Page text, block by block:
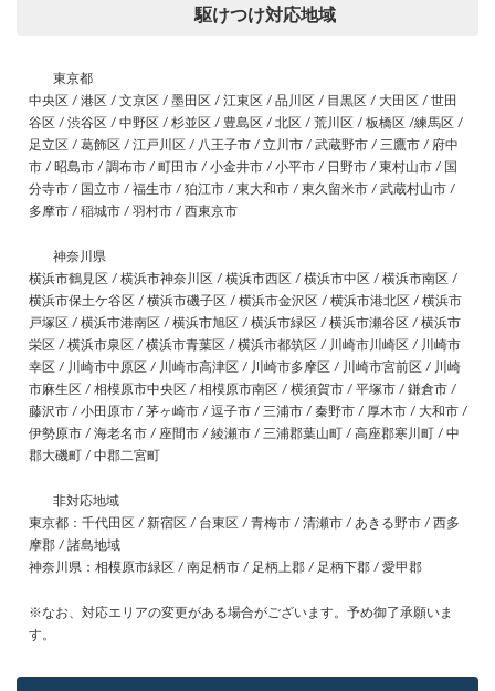
駆けつけ対応地域
東京都
中央区 / 港区 / 文京区 / 墨田区 / 江東区 / 品川区 / 目黒区 / 大田区 / 世田
谷区 / 渋谷区 / 中野区 / 杉並区 / 豊島区 / 北区 / 荒川区 / 板橋区 /練馬区 /
足立区 / 葛飾区 / 江戸川区 / 八王子市 / 立川市 / 武蔵野市 / 三鷹市 / 府中
市 / 昭島市 / 調布市 / 町田市 / 小金井市 / 小平市 / 日野市 / 東村山市 / 国
分寺市 / 国立市 / 福生市 / 狛江市 / 東大和市 / 東久留米市 / 武蔵村山市 /
多摩市 / 稲城市 / 羽村市 / 西東京市
神奈川県
横浜市鶴見区 / 横浜市神奈川区 / 横浜市西区 / 横浜市中区 / 横浜市南区 /
横浜市保土ケ谷区 / 横浜市磯子区 / 横浜市金沢区 / 横浜市港北区 / 横浜市
戸塚区 / 横浜市港南区 / 横浜市旭区 / 横浜市緑区 / 横浜市瀬谷区 / 横浜市
栄区 / 横浜市泉区 / 横浜市青葉区 / 横浜市都筑区 / 川崎市川崎区 / 川崎市
幸区 / 川崎市中原区 / 川崎市高津区 / 川崎市多摩区 / 川崎市宮前区 / 川崎
市麻生区 / 相模原市中央区 / 相模原市南区 / 横須賀市 / 平塚市 / 鎌倉市 /
藤沢市 / 小田原市 / 茅ヶ崎市 / 逗子市 / 三浦市 / 秦野市 / 厚木市 / 大和市 /
伊勢原市 / 海老名市 / 座間市 / 綾瀬市 / 三浦郡葉山町 / 高座郡寒川町 / 中
郡大磯町 / 中郡二宮町
非対応地域
東京都：千代田区 / 新宿区 / 台東区 / 青梅市 / 清瀬市 / あきる野市 / 西多
摩郡 / 諸島地域
神奈川県：相模原市緑区 / 南足柄市 / 足柄上郡 / 足柄下郡 / 愛甲郡
※なお、対応エリアの変更がある場合がございます。予め御了承願いま
す。